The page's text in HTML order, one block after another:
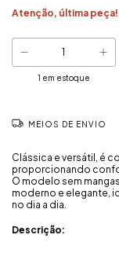
Atenção, última peça!
1 em estoque
MEIOS DE ENVIO
Clássica e versátil, é
proporcionando
O modelo sem
moderno e elegante,
no dia a dia.
Descrição: